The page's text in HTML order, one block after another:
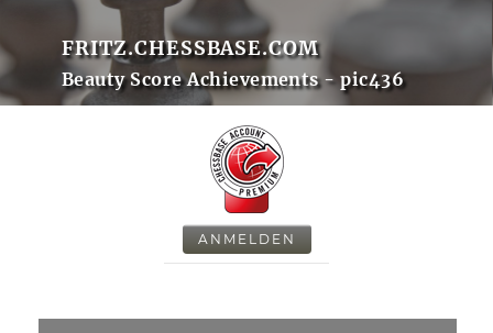
FRITZ.CHESSBASE.COM
Beauty Score Achievements - pic436
ANMELDEN